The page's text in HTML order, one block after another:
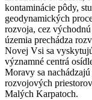
kontaminácie pôdy,
geodynamických
rozvoja, cez
územia prechádza
Novej Vsi sa
významné centrá
Moravy sa
rozvojových
Malých Karpatoch.